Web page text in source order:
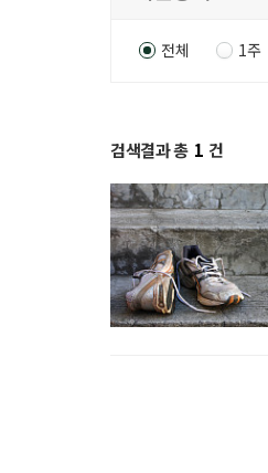
전체 1주
검색결과 총 1 건